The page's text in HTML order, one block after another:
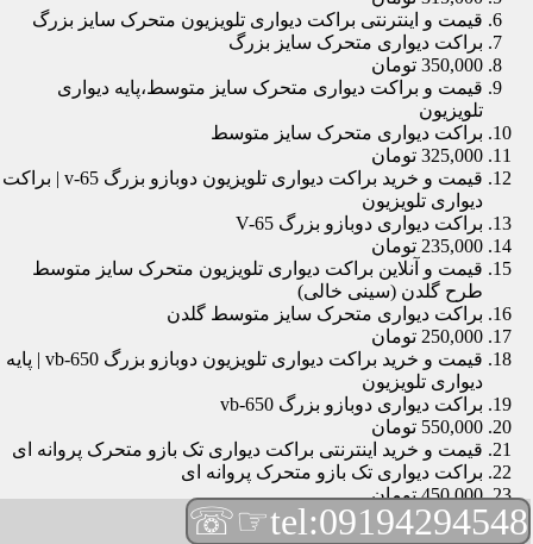
قیمت و اینترنتی براکت دیواری تلویزیون متحرک سایز بزرگ
براکت دیواری متحرک سایز بزرگ
350,000 تومان
قیمت و براکت دیواری متحرک سایز متوسط،پایه دیواری
تلویزیون
براکت دیواری متحرک سایز متوسط
325,000 تومان
قیمت و خرید براکت دیواری تلویزیون دوبازو بزرگ v-65 | براکت
دیواری تلویزیون
براکت دیواری دوبازو بزرگ V-65
235,000 تومان
قیمت و آنلاین براکت دیواری تلویزیون متحرک سایز متوسط
طرح گلدن (سینی خالی)
براکت دیواری متحرک سایز متوسط گلدن
250,000 تومان
قیمت و خرید براکت دیواری تلویزیون دوبازو بزرگ vb-650 | پایه
دیواری تلویزیون
براکت دیواری دوبازو بزرگ vb-650
550,000 تومان
قیمت و خرید اینترنتی براکت دیواری تک بازو متحرک پروانه ای
براکت دیواری تک بازو متحرک پروانه ای
450,000 تومان
قیمت و براکت دیواری تلویزیون مچی | براکت دیواری تلویزیون
tel:09194294548
☞☏